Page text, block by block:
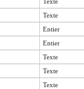
Texte
Entier
Entier
Texte
Texte
Texte